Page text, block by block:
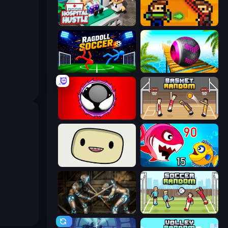
Hospital Hustle Castle Wars: Modern
Ragdoll Soccer 2 Players Rolling Balls Sea Race
Splatmans Basket Random
SuperWEIRD Fish Eat Getting Big
Striker Dummies Soccer Random